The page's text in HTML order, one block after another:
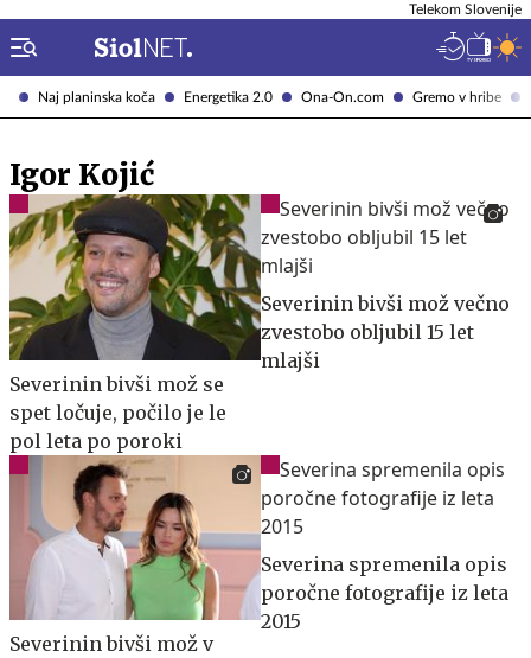
Naj planinska koča Energetika 2.0 Ona-On.com Gremo v hribe
Telekom Slovenije
Igor Kojić
Severinin bivši mož se
spet ločuje, počilo je le
pol leta po poroki
Severinin bivši mož večno
zvestobo obljubil 15 let
mlajši
Severinin bivši mož v
Severina spremenila opis
poročne fotografije iz leta
2015